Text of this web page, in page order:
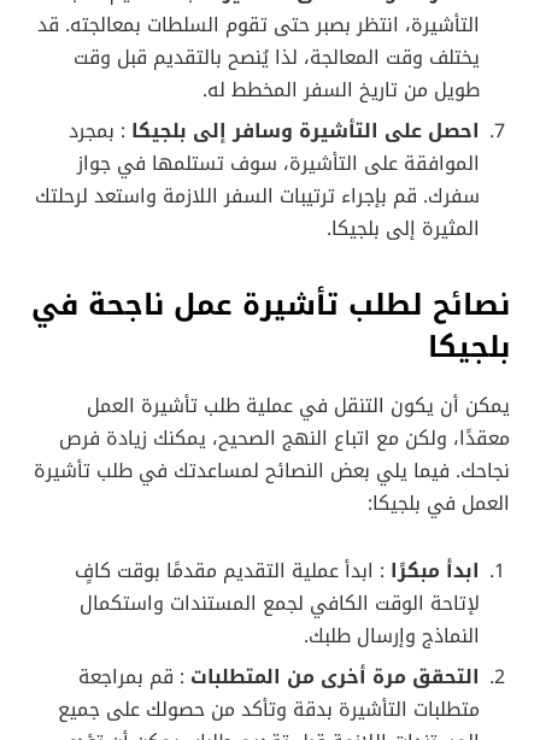
التأشيرة، انتظر بصبر حتى تقوم السلطات بمعالجته. قد
يختلف وقت المعالجة، لذا يُنصح بالتقديم قبل وقت
طويل من تاريخ السفر المخطط له.
احصل على التأشيرة وسافر إلى بلجيكا : بمجرد
الموافقة على التأشيرة، سوف تستلمها في جواز
سفرك. قم بإجراء ترتيبات السفر اللازمة واستعد لرحلتك
المثيرة إلى بلجيكا.
نصائح لطلب تأشيرة عمل ناجحة في
بلجيكا
يمكن أن يكون التنقل في عملية طلب تأشيرة العمل
معقدًا، ولكن مع اتباع النهج الصحيح، يمكنك زيادة فرص
نجاحك. فيما يلي بعض النصائح لمساعدتك في طلب تأشيرة
العمل في بلجيكا:
ابدأ مبكرًا : ابدأ عملية التقديم مقدمًا بوقت كافٍ
لإتاحة الوقت الكافي لجمع المستندات واستكمال
النماذج وإرسال طلبك.
التحقق مرة أخرى من المتطلبات : قم بمراجعة
متطلبات التأشيرة بدقة وتأكد من حصولك على جميع